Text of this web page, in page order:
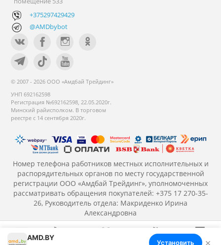
+375297429429
@AMDbybot
© 2007 - 2026 ООО «Амдбай Трейдинг»
УНП 692162598
Регистрация №692162598, 22.05.2020г.
Минский райисполком. В торговом
реестре с 14 сентября 2020г.
Номер телефона работников местных исполнительных и
распорядительных органов по месту государственной
регистрации ООО «Амдбай Трейдинг», уполномоченных
рассматривать обращения покупателей: +375 17 270-35-
26, Руководитель отдела: Макриденко Ирина
Александровна
AMD.BY
Установить ×